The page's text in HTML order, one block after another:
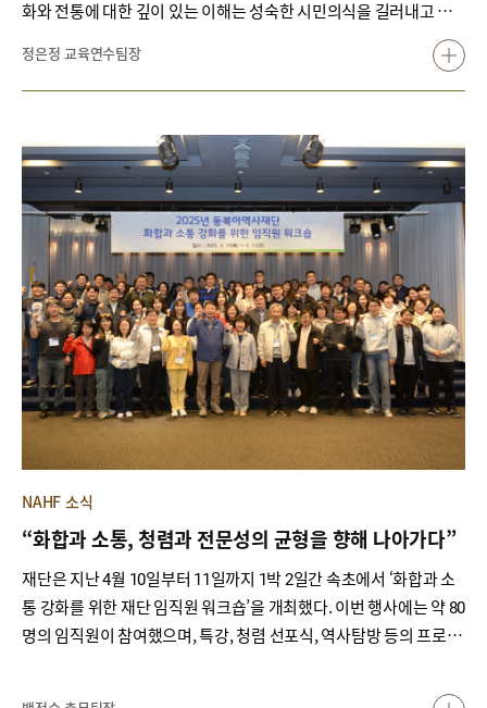
화와 전통에 대한 깊이 있는 이해는 성숙한 시민의식을 길러내고 글
정은정 교육연수팀장
NAHF 소식
“화합과 소통, 청렴과 전문성의 균형을 향해 나아가다”
재단은 지난 4월 10일부터 11일까지 1박 2일간 속초에서 ‘화합과 소
통 강화를 위한 재단 임직원 워크숍’을 개최했다. 이번 행사에는 약 80
명의 임직원이 참여했으며, 특강, 청렴 선포식, 역사탐방 등의 프로그